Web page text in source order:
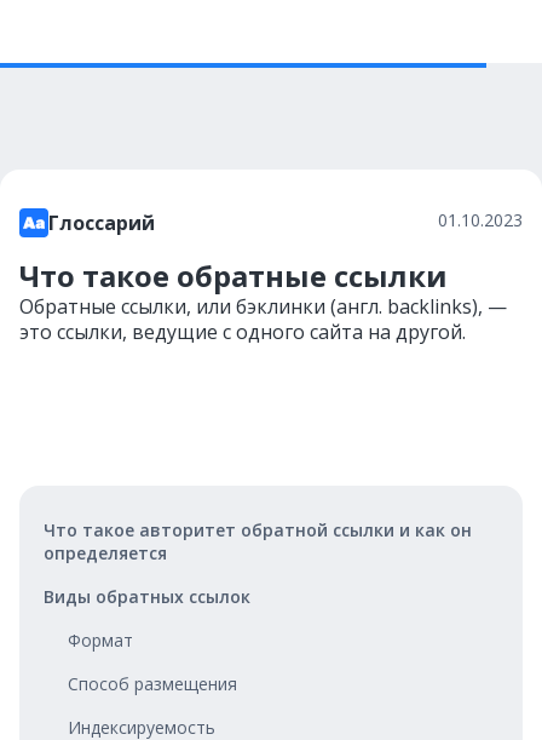
Глоссарий 01.10.2023
Что такое обратные ссылки
Обратные ссылки, или бэклинки (англ. backlinks), —
это ссылки, ведущие с одного сайта на другой.
Что такое авторитет обратной ссылки и как он
определяется
Виды обратных ссылок
Формат
Способ размещения
Индексируемость